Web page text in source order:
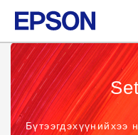
Бүтээгдэхүүнийхээ